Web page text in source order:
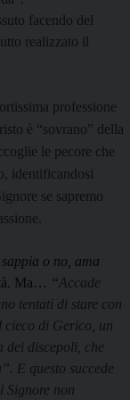
facendo del
realizzato il
professione
è “sovrano” della
le pecore che
identificandosi
se sapremo
o no, ama
Ma… “ Accade
tentati di stare con
cieco di Gerico, un
dei discepoli, che
E questo succede
Signore non